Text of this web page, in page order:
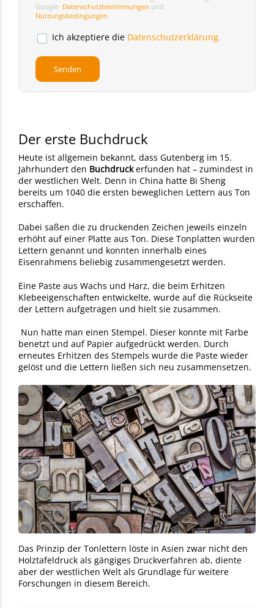
Google- Datenschutzbestimmungen und
Nutzungsbedingungen.
Ich akzeptiere die Datenschutzerklärung.
Der erste Buchdruck
Heute ist allgemein bekannt, dass Gutenberg im 15.
Jahrhundert den Buchdruckerfunden hat – zumindest in
der westlichen Welt. Denn in China hatte Bi Sheng
bereits um 1040 die ersten beweglichen Lettern aus Ton
erschaffen.
Dabei saßen die zu druckenden Zeichen jeweils einzeln
erhöht auf einer Platte aus Ton. Diese Tonplatten wurden
Lettern genannt und konnten innerhalb eines
Eisenrahmens beliebig zusammengesetzt werden.
Eine Paste aus Wachs und Harz, die beim Erhitzen
Klebeeigenschaften entwickelte, wurde auf die Rückseite
der Lettern aufgetragen und hielt sie zusammen.
Nun hatte man einen Stempel. Dieser konnte mit Farbe
benetzt und auf Papier aufgedrückt werden. Durch
erneutes Erhitzen des Stempels wurde die Paste wieder
gelöst und die Lettern ließen sich neu zusammensetzen.
Das Prinzip der Tonlettern löste in Asien zwar nicht den
Holztafeldruck als gängiges Druckverfahren ab, diente
aber der westlichen Welt als Grundlage für weitere
Forschungen in diesem Bereich.